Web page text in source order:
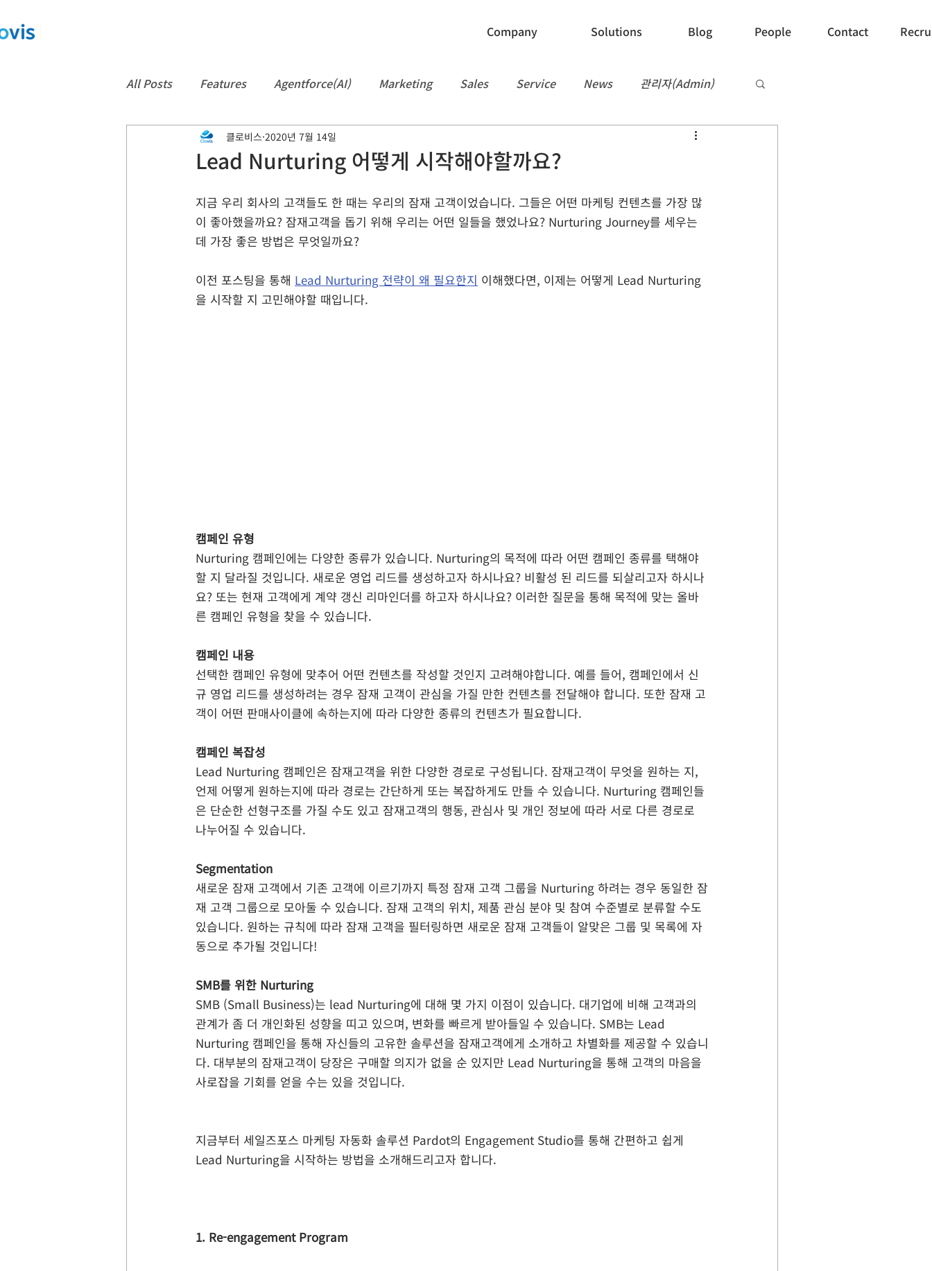
Company Solutions Blog People Contact
All Posts Features Agentforce(AI) Marketing Sales Service News 관리자(Admin)
컨택센터 CTI Manufacturing
Data360 백업 Notice
Lead Nurturing 어떻게 시작해야할까요?
클로비스 2020년 7월 14일
지금 우리 회사의 고객들도 한 때는 우리의 잠재 고객이었습니다. 그들은 어떤 마케팅 컨텐츠를 가장 많
이 좋아했을까요? 잠재고객을 돕기 위해 우리는 어떤 일들을 했었나요? Nurturing Journey를 세우는
데 가장 좋은 방법은 무엇일까요?
이전 포스팅을 통해 Lead Nurturing 전략이 왜 필요한지 이해했다면, 이제는 어떻게 Lead Nurturing
을 시작할 지 고민해야할 때입니다.
캠페인 유형
Nurturing 캠페인에는 다양한 종류가 있습니다. Nurturing의 목적에 따라 어떤 캠페인 종류를 택해야
할 지 달라질 것입니다. 새로운 영업 리드를 생성하고자 하시나요? 비활성 된 리드를 되살리고자 하시나
요? 또는 현재 고객에게 계약 갱신 리마인더를 하고자 하시나요? 이러한 질문을 통해 목적에 맞는 올바
른 캠페인 유형을 찾을 수 있습니다.
캠페인 내용
선택한 캠페인 유형에 맞추어 어떤 컨텐츠를 작성할 것인지 고려해야합니다. 예를 들어, 캠페인에서 신
규 영업 리드를 생성하려는 경우 잠재 고객이 관심을 가질 만한 컨텐츠를 전달해야 합니다. 또한 잠재 고
객이 어떤 판매사이클에 속하는지에 따라 다양한 종류의 컨텐츠가 필요합니다.
캠페인 복잡성
Lead Nurturing 캠페인은 잠재고객을 위한 다양한 경로로 구성됩니다. 잠재고객이 무엇을 원하는 지,
언제 어떻게 원하는지에 따라 경로는 간단하게 또는 복잡하게도 만들 수 있습니다. Nurturing 캠페인들
은 단순한 선형구조를 가질 수도 있고 잠재고객의 행동, 관심사 및 개인 정보에 따라 서로 다른 경로로
나누어질 수 있습니다.
Segmentation
새로운 잠재 고객에서 기존 고객에 이르기까지 특정 잠재 고객 그룹을 Nurturing 하려는 경우 동일한 잠
재 고객 그룹으로 모아둘 수 있습니다. 잠재 고객의 위치, 제품 관심 분야 및 참여 수준별로 분류할 수도
있습니다. 원하는 규칙에 따라 잠재 고객을 필터링하면 새로운 잠재 고객들이 알맞은 그룹 및 목록에 자
동으로 추가될 것입니다!
SMB를 위한 Nurturing
SMB (Small Business)는 lead Nurturing에 대해 몇 가지 이점이 있습니다. 대기업에 비해 고객과의
관계가 좀 더 개인화된 성향을 띠고 있으며, 변화를 빠르게 받아들일 수 있습니다. SMB는 Lead
Nurturing 캠페인을 통해 자신들의 고유한 솔루션을 잠재고객에게 소개하고 차별화를 제공할 수 있습니
다. 대부분의 잠재고객이 당장은 구매할 의지가 없을 순 있지만 Lead Nurturing을 통해 고객의 마음을
사로잡을 기회를 얻을 수는 있을 것입니다.
지금부터 세일즈포스 마케팅 자동화 솔루션 Pardot의 Engagement Studio를 통해 간편하고 쉽게
Lead Nurturing을 시작하는 방법을 소개해드리고자 합니다.
1. Re-engagement Program